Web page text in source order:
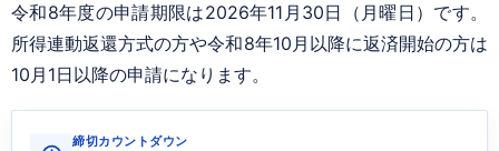
令和8年度の申請期限は2026年11月30日（月曜日）です。
所得連動返還方式の方や令和8年10月以降に返済開始の方は
10月1日以降の申請になります。
締切カウントダウン